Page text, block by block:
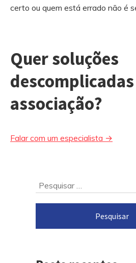
certo ou quem está errado não é
Quer soluções
associação?
Falar com um especialista →
Pesquisar